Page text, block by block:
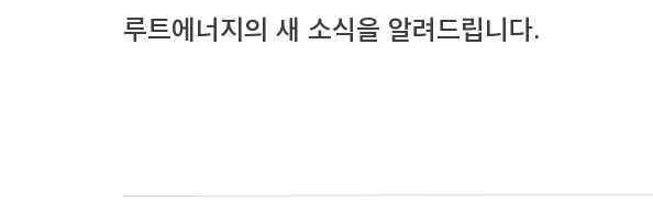
루트에너지의 새 소식을 알려드립니다.​